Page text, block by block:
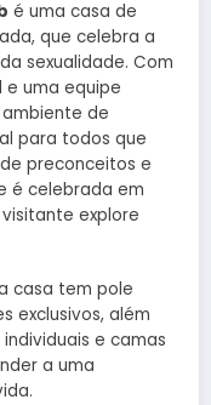
é uma casa de
que celebra a
sexualidade. Com
uma equipe
de
para todos que
preconceitos e
é celebrada em
explore
casa tem pole
exclusivos, além
e camas
a uma